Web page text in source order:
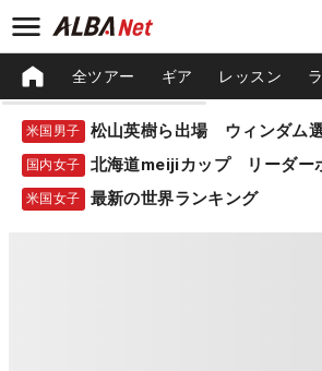
全ツアー ギア レッスン
米国男子
国内女子 北海道meijiカップ リーダー
米国女子 最新の世界ランキング